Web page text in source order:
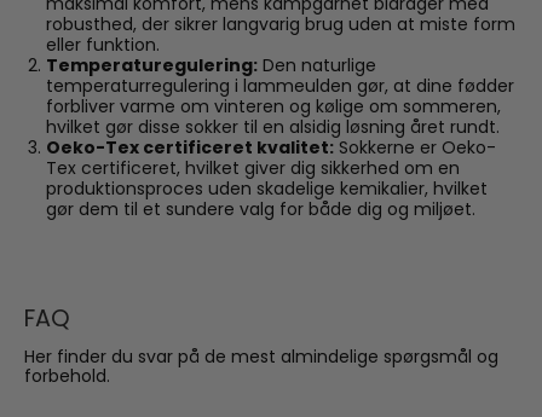
robusthed, der sikrer langvarig brug uden at miste form
eller funktion.
Temperaturegulering:Den naturlige
temperaturregulering i lammeulden gør, at dine fødder
forbliver varme om vinteren og kølige om sommeren,
hvilket gør disse sokker til en alsidig løsning året rundt.
Oeko-Tex certificeret kvalitet:Sokkerne er Oeko-
Tex certificeret, hvilket giver dig sikkerhed om en
produktionsproces uden skadelige kemikalier, hvilket
gør dem til et sundere valg for både dig og miljøet.
FAQ
Her finder du svar på de mest almindelige spørgsmål og
forbehold.